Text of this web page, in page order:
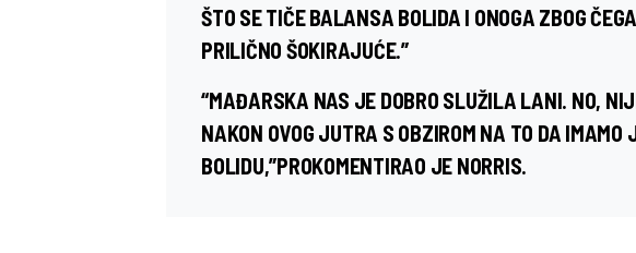
ŠTO SE TIČE BALANSA BOLIDA I ONOGA ZBOG
PRILIČNO ŠOKIRAJUĆE.”
“MAĐARSKA NAS JE DOBRO SLUŽILA LANI. NO,
NAKON OVOG JUTRA S OBZIROM NA TO DA IMAMO
BOLIDU,”PROKOMENTIRAO JE NORRIS.